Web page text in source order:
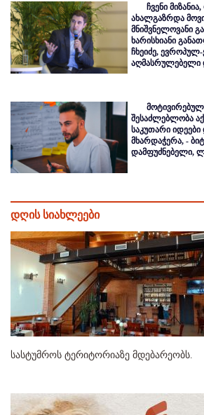
ჩვენი
ახალგაზრდა
მნიშვნელოვანი
ხარისხიანი
ჩხეიძე,
აღმასრულებელი
შესაძლებლობა
საკუთარი
მხარდაჭერა, -
დამფუძნებელი,
დღის სიახლეები
სასტუმროს ტერიტორიაზე მდებარეობს.